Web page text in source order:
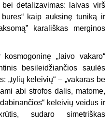
bei detalizavi­mas: laivas virš
kaip auksinę tuniką ir
karališkas merginos
kosmogoninę „laivo vakaro“
besileidžiančios saulės
„tylių keleivių“ – „vaka­ras be
abi strofos dalis, matome,
keleivių veidus ir
sudaro simetriškas